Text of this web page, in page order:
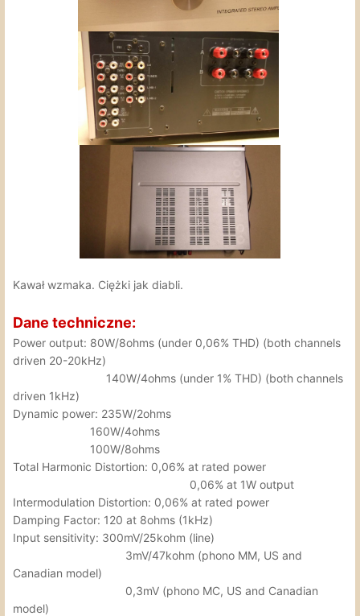
Kawał wzmaka. Ciężki jak diabli.
Dane techniczne:
Power output: 80W/8ohms (under 0,06% THD) (both channels
driven 20-20kHz)
140W/4ohms (under 1% THD) (both channels
driven 1kHz)
Dynamic power: 235W/2ohms
160W/4ohms
100W/8ohms
Total Harmonic Distortion: 0,06% at rated power
0,06% at 1W output
Intermodulation Distortion: 0,06% at rated power
Damping Factor: 120 at 8ohms (1kHz)
Input sensitivity: 300mV/25kohm (line)
3mV/47kohm (phono MM, US and
Canadian model)
0,3mV (phono MC, US and Canadian
model)